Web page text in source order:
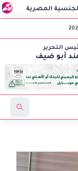
استغاثة
التحرير
أبو ضيف